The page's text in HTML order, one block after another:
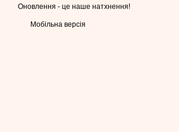
Оновлення - це наше натхнення!
Мобільна версія